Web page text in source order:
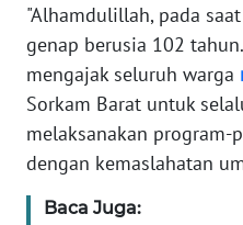
"Alhamdulillah, pada
genap berusia 102
mengajak seluruh warga
Sorkam Barat untuk
melaksanakan program-
dengan kemaslahatan
Baca Juga:
JAMBI
WN
SULTRA
WN